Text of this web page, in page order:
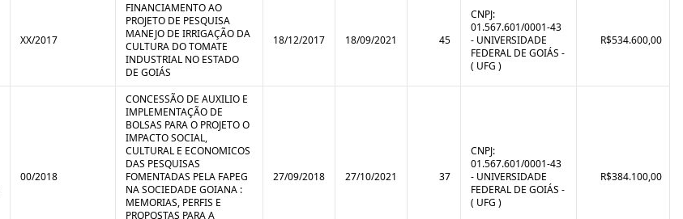
XX/2017
FINANCIAMENTO AO
PROJETO DE PESQUISA
MANEJO DE IRRIGAÇÃO DA
CULTURA DO TOMATE
INDUSTRIAL NO ESTADO
DE GOIÁS
18/12/2017 18/09/2021 45
CNPJ:
01.567.601/0001-43
- UNIVERSIDADE
FEDERAL DE GOIÁS -
( UFG )
R$534.600,00
00/2018
CONCESSÃO DE AUXILIO E
IMPLEMENTAÇÃO DE
BOLSAS PARA O PROJETO O
IMPACTO SOCIAL,
CULTURAL E ECONOMICOS
DAS PESQUISAS
FOMENTADAS PELA FAPEG
NA SOCIEDADE GOIANA :
MEMORIAS, PERFIS E
PROPOSTAS PARA A
27/09/2018 27/10/2021 37
CNPJ:
01.567.601/0001-43
- UNIVERSIDADE
FEDERAL DE GOIÁS -
( UFG )
R$384.100,00